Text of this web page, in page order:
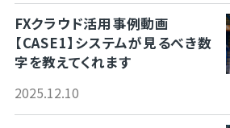
FXクラウド活用事例動画
【CASE1】システムが見るべき数
字を教えてくれます
2025.12.10